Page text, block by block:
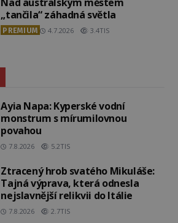
„tančila“ záhadná světla
PREMIUM 4.7.2026 3.4TIS
Ayia Napa: Kyperské vodní
monstrum s mírumilovnou
povahou
7.8.2026 5.2TIS
Ztracený hrob svatého Mikuláše:
Tajná výprava, která odnesla
nejslavnější relikvii do Itálie
7.8.2026 2.7TIS